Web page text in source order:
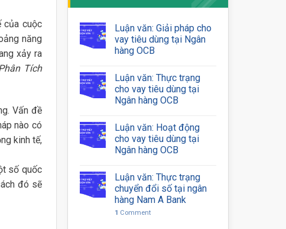
của cuộc
năng
xảy ra
Tích
Vấn đề
nào có
kinh tế,
số quốc
đó sẽ
Luận văn: Giải pháp cho
vay tiêu dùng tại Ngân
hàng OCB
Luận văn: Thực trạng
cho vay tiêu dùng tại
Ngân hàng OCB
Luận văn: Hoạt động
cho vay tiêu dùng tại
Ngân hàng OCB
Luận văn: Thực trạng
chuyển đổi số tại ngân
hàng Nam A Bank
1 Comment